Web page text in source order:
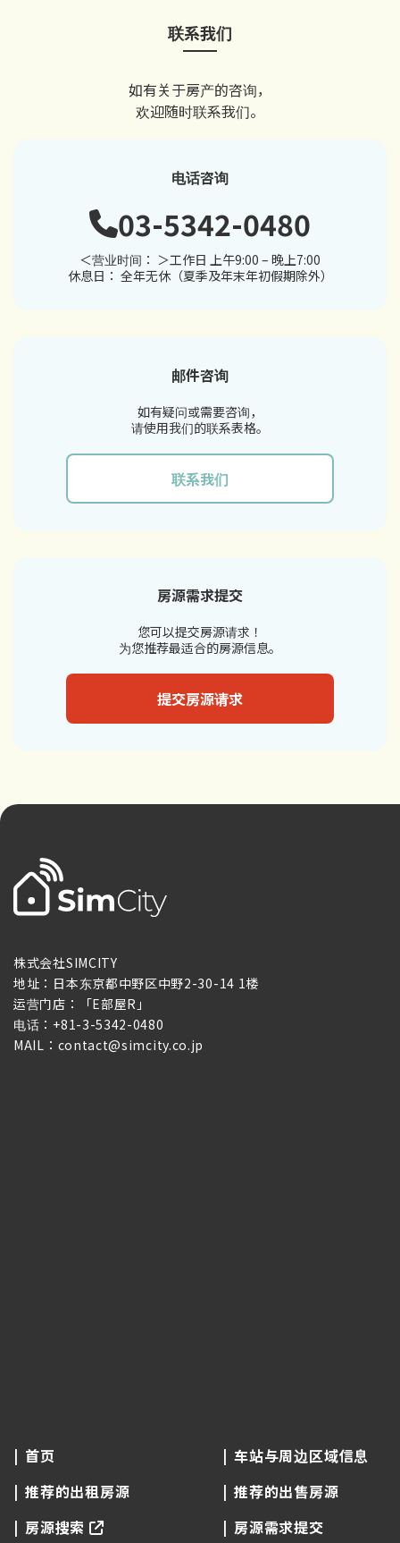
联系我们
如有关于房产的咨询，
欢迎随时联系我们。
电话咨询
03-5342-0480
＜营业时间： ＞工作日 上午9:00 – 晚上7:00
休息日： 全年无休（夏季及年末年初假期除外）
邮件咨询
如有疑问或需要咨询，
请使用我们的联系表格。
联系我们
房源需求提交
您可以提交房源请求！
为您推荐最适合的房源信息。
提交房源请求
株式会社SIMCITY
地址：日本东京都中野区中野2-30-14 1楼
运营门店：「E部屋R」
电话：+81-3-5342-0480
MAIL：contact@simcity.co.jp
首页
车站与周边区域信息
推荐的出租房源
推荐的出售房源
房源搜索
房源需求提交